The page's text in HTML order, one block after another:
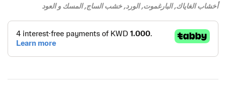
أخشاب الغاياك, البارغموت, الورد, خشب الساج, المسك و العود